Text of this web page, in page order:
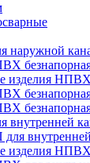
наружной
изделия
внутренней
изделия НПВХ